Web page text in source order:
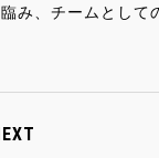
臨み、チームとし